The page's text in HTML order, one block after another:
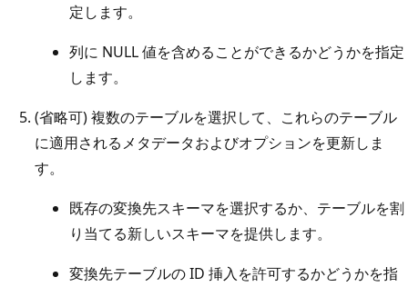
定します。
列に NULL 値を含めることができるかどうかを指定
します。
(省略可) 複数のテーブルを選択して、これらのテーブル
に適用されるメタデータおよびオプションを更新しま
す。
既存の変換先スキーマを選択するか、テーブルを割
り当てる新しいスキーマを提供します。
変換先テーブルの ID 挿入を許可するかどうかを指